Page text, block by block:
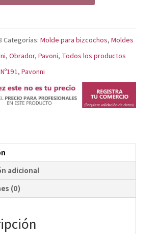
Categorías: Molde para bizcochos, Moldes
, Obrador, Pavoni, Todos los productos
, Pavonni
adicional
(0)